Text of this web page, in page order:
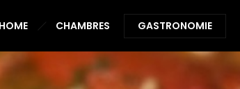
CHAMBRES GASTRONOMIE